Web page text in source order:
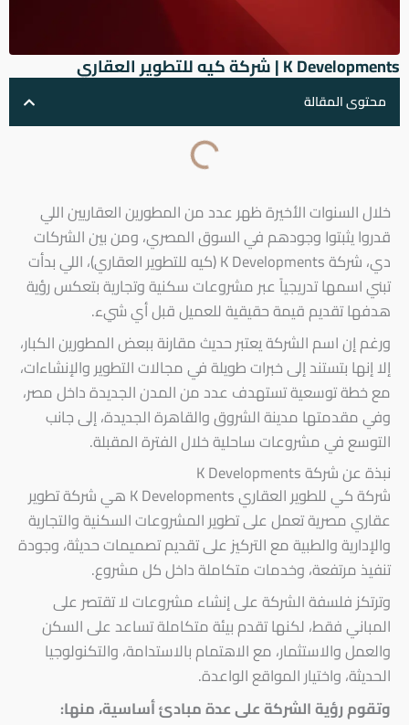
K Developments | شركة كيه للتطوير العقاري
محتوى المقالة
خلال السنوات الأخيرة ظهر عدد من المطورين العقاريين اللي
قدروا يثبتوا وجودهم في السوق المصري، ومن بين الشركات
دي، شركة K Developments (كيه للتطوير العقاري)، اللي بدأت
تبني اسمها تدريجياً عبر مشروعات سكنية وتجارية بتعكس رؤية
هدفها تقديم قيمة حقيقية للعميل قبل أي شيء.
ورغم إن اسم الشركة يعتبر حديث مقارنة ببعض المطورين الكبار،
إلا إنها بتستند إلى خبرات طويلة في مجالات التطوير والإنشاءات،
مع خطة توسعية تستهدف عدد من المدن الجديدة داخل مصر،
وفي مقدمتها مدينة الشروق والقاهرة الجديدة، إلى جانب
التوسع في مشروعات ساحلية خلال الفترة المقبلة.
نبذة عن شركة K Developments
شركة كي للطوير العقاري K Developments هي شركة تطوير
عقاري مصرية تعمل على تطوير المشروعات السكنية والتجارية
والإدارية والطبية مع التركيز على تقديم تصميمات حديثة، وجودة
تنفيذ مرتفعة، وخدمات متكاملة داخل كل مشروع.
وترتكز فلسفة الشركة على إنشاء مشروعات لا تقتصر على
المباني فقط، لكنها تقدم بيئة متكاملة تساعد على السكن
والعمل والاستثمار، مع الاهتمام بالاستدامة، والتكنولوجيا
الحديثة، واختيار المواقع الواعدة.
وتقوم رؤية الشركة على عدة مبادئ أساسية، منها: